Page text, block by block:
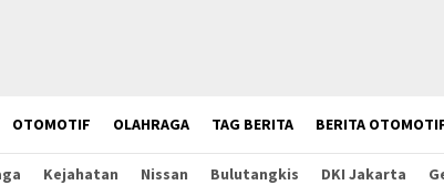
OTOMOTIF OLAHRAGA TAG BERITA BERITA
Kejahatan Nissan Bulutangkis DKI Jakarta